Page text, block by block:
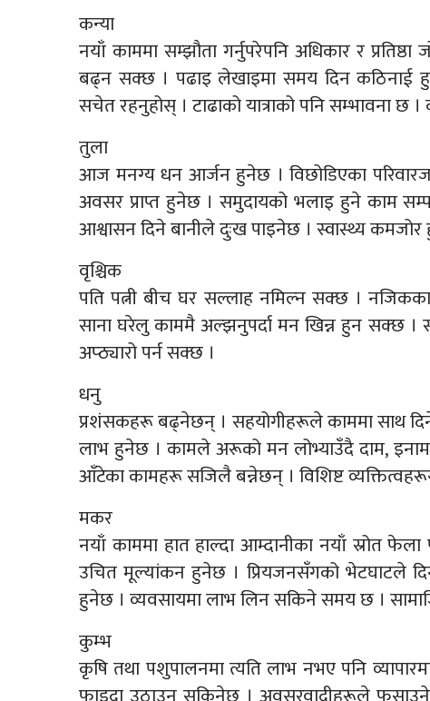
कन्या
नयाँ काममा सम्झौता गर्नुपरेपनि अधिकार र
बढ्न सक्छ । पढाइ लेखाइमा समय दिन
सचेत रहनुहोस् । टाढाको यात्राको पनि सम्भावना छ
तुला
आज मनग्य धन आर्जन हुनेछ । विछोडिएका
अवसर प्राप्त हुनेछ । समुदायको भलाइ हुने काम
आश्वासन दिने बानीले दुःख पाइनेछ । स्वास्थ्य
वृश्चिक
पति पत्नी बीच घर सल्लाह नमिल्न सक्छ । नजिकका
साना घरेलु काममै अल्झनुपर्दा मन खिन्न हुन सक्छ ।
अप्ठ्यारो पर्न सक्छ ।
धनु
प्रशंसकहरू बढ्नेछन् । सहयोगीहरूले काममा साथ
लाभ हुनेछ । कामले अरूको मन लोभ्याउँदै दाम,
आँटेका कामहरू सजिलै बन्नेछन् । विशिष्ट
मकर
नयाँ काममा हात हाल्दा आम्दानीका नयाँ स्रोत
उचित मूल्यांकन हुनेछ । प्रियजनसँगको भेटघाटले
हुनेछ । व्यवसायमा लाभ लिन सकिने समय छ ।
कुम्भ
कृषि तथा पशुपालनमा त्यति लाभ नभए पनि